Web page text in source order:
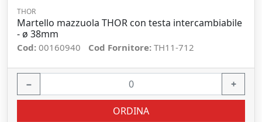
THOR
Martello mazzuola THOR con testa intercambiabile
- ø 38mm
Cod: 00160940 Cod Fornitore: TH11-712
− +
ORDINA